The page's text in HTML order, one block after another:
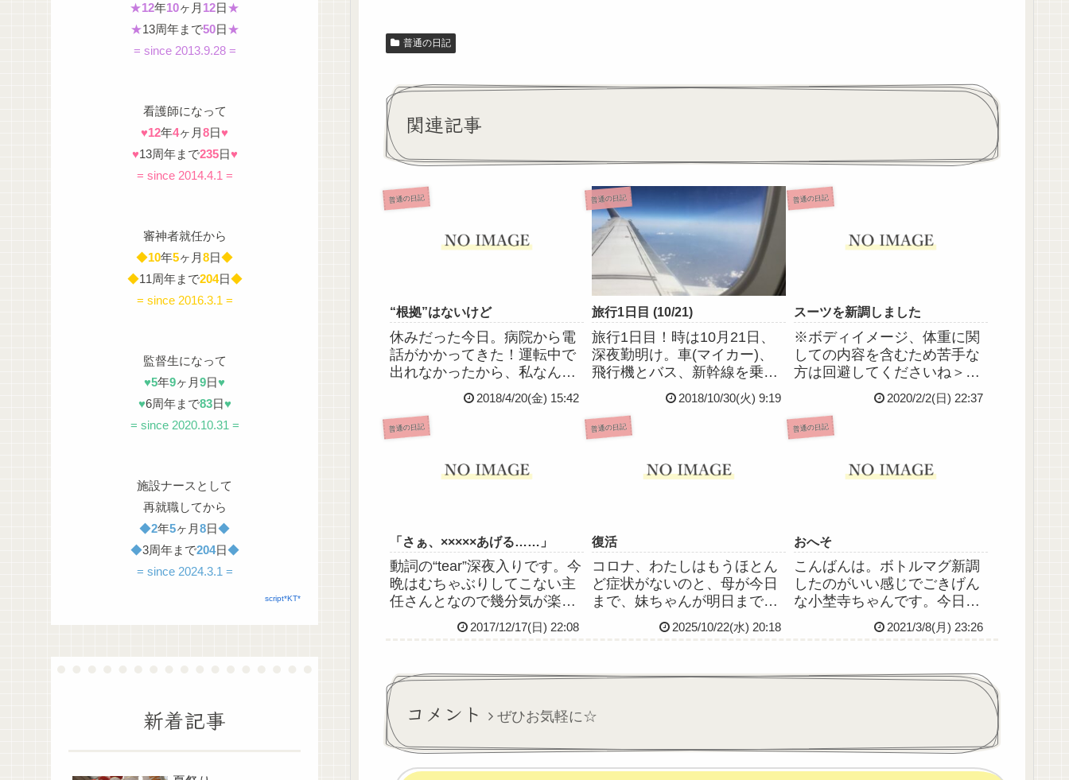
普通の日記
関連記事
普通の日記
“根拠”はないけど
休みだった今日。病院から電
話がかかってきた！運転中で
出れなかったから、私なんか
やらかしたかな…？と後から
おそるおそるかけなおすと、
むちゃぶり主任の声。どうや
ら、私がリーダーでてんやわ
してた患者さんたち全員と看
2018/4/20(金) 15:42
普通の日記
旅行1日目 (10/21)
旅行1日目！時は10月21日、
深夜勤明け。車(マイカー)、
飛行機とバス、新幹線を乗り
継いで遠路はるばる、以前か
ら親交のあるヤプミーの安房
さんに会いにやってきた。飛
行機に乗るのは初めてだった
またま左の窓側の席に座っ
2018/10/30(火) 9:19
普通の日記
スーツを新調しました
※ボディイメージ、体重に関
しての内容を含むため苦手な
方は回避してくださいね＞＜
今日は新しいスーツを買いに
行ってきました。というの
も、高校卒業時に買ったスー
ツが、ここ数年の体重増加に
てしまったからなのです😭買
2020/2/2(日) 22:37
普通の日記
「さぁ、×××××あげる……」
動詞の“tear”深夜入りです。今
晩はむちゃぶりしてこない主
任さんとなので幾分気が楽で
す最近ずーっと病んでるので
こんな感じの曲ばっかり聴い
ｑ◠ )
2017/12/17(日) 22:08
普通の日記
復活
コロナ、わたしはもうほとん
ど症状がないのと、母が今日
まで、妹ちゃんが明日までの
自宅待機なので、お仕事も明
日から復帰することになりま
くなったし精神面も落ち着い
振...
2025/10/22(水) 20:18
普通の日記
おへそ
こんばんは。ボトルマグ新調
したのがいい感じでごきげん
な小埜寺ちゃんです。今日は
比較的穏やかな日でした。や
ったことといえば配薬と摘
たことぐらい。おへそのご
ま、看護学校時代に「オリー
2021/3/8(月) 23:26
コメント ぜひお気軽に☆
★12年10ヶ月 12日★
★13周年まで50日★
= since 2013.9.28 =
看護師になって
♥12年4ヶ月8日♥
♥13周年まで235日♥
= since 2014.4.1 =
審神者就任から
◆10年5ヶ月8日◆
◆11周年まで204日◆
= since 2016.3.1 =
監督生になって
♥5年9ヶ月9日♥
♥6周年まで83日♥
= since 2020.10.31 =
施設ナースとして
再就職してから
◆2年5ヶ月8日◆
◆3周年まで204日◆
= since 2024.3.1 =
script*KT*
新着記事